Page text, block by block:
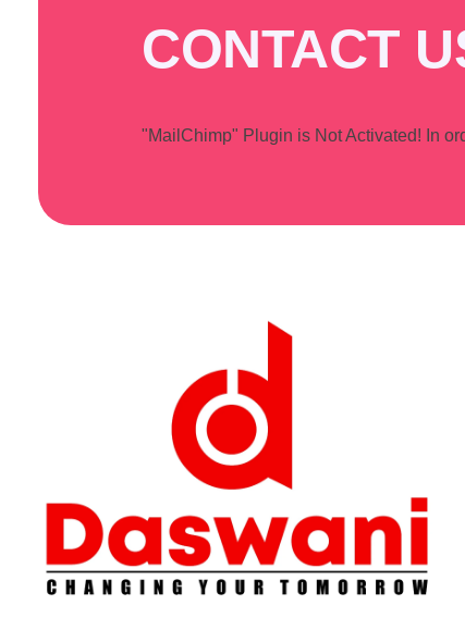
CONTACT
"MailChimp" Plugin is Not Activated! In